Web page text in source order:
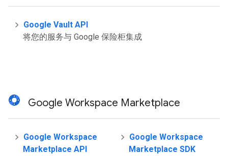
Google Vault API
将您的服务与 Google 保险柜集成
Google Workspace Marketplace
Google Workspace
Marketplace API
Google Workspace
Marketplace SDK